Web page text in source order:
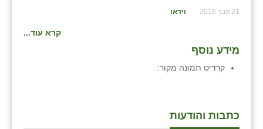
21 פבר 2016 וידאו
קרא עוד...
מידע נוסף
קרדיט תמונה מקור:
כתבות והודעות